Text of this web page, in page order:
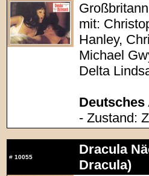
mit:
Hanley,
Michael
Delta
Deutsches
- Zustand:
# 10055
Dracula
Dracula)